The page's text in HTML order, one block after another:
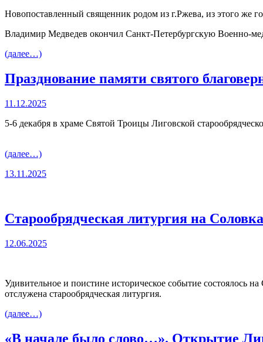
Новопоставленный священник родом из г.Ржева, из этого же
Владимир Медведев окончил Санкт-Петербургскую Военно-
(далее…)
Празднование памяти святого
11.12.2025
5-6 декабря в храме Святой Троицы Лиговской
(далее…)
13.11.2025
Старообрядческая литургия на
12.06.2025
Удивительное и поистине историческое событие состоялось
отслужена старообрядческая литургия.
(далее…)
«В начале было слово…». Открытие